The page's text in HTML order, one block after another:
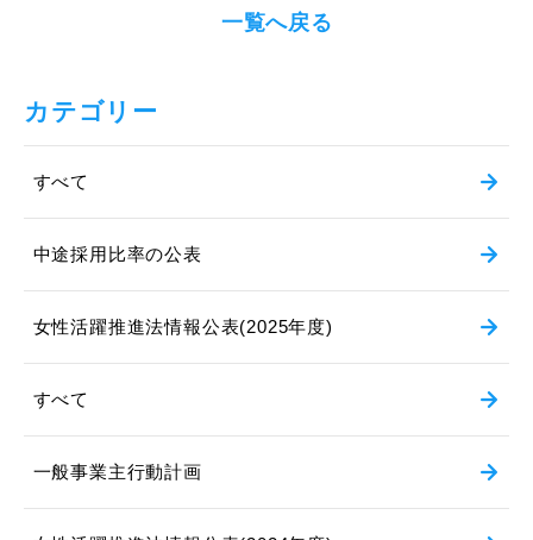
一覧へ戻る
カテゴリー
すべて
中途採用比率の公表
女性活躍推進法情報公表(2025年度)
すべて
一般事業主行動計画